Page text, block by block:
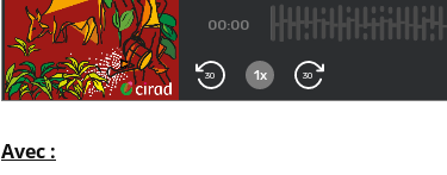
Avec :